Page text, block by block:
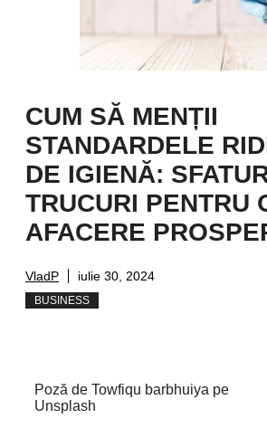
CUM SĂ MENȚII
STANDARDELE
DE IGIENĂ:
TRUCURI PENTRU
AFACERE
VladP iulie 30, 2024
BUSINESS
Poză de Towfiqu barbhuiya pe
Unsplash